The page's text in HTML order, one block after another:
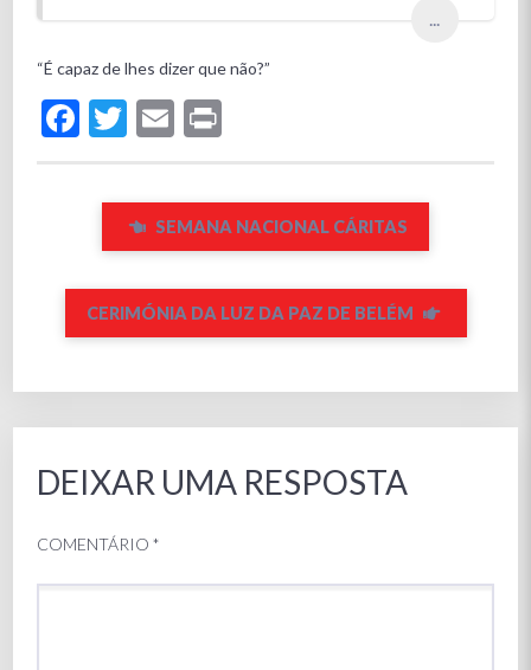
...
“É capaz de lhes dizer que não?”
Facebook
Twitter
Email
SEMANA NACIONAL CÁRITAS
CERIMÓNIA DA LUZ DA PAZ DE BELÉM
DEIXAR UMA RESPOSTA
COMENTÁRIO*